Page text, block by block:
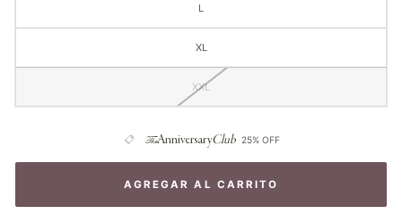
L
XL
XXL
TheAnniversaryClub25% OFF
AGREGAR AL CARRITO